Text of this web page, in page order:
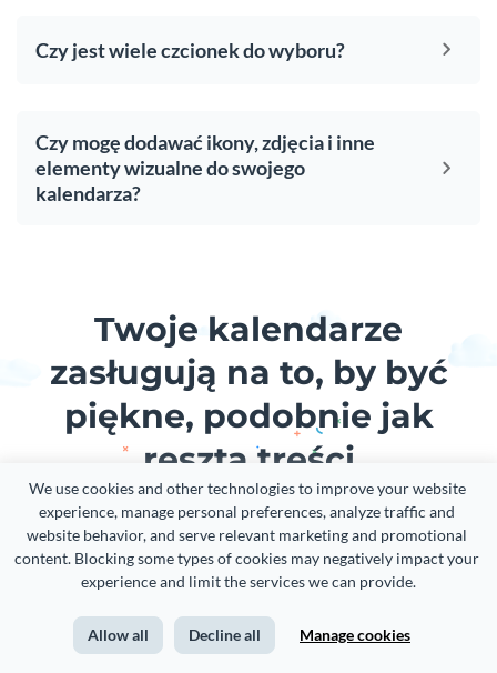
We use cookies and other technologies to improve your website
experience, manage personal preferences, analyze traffic and
website behavior, and serve relevant marketing and promotional
content. Blocking some types of cookies may negatively impact your
experience and limit the services we can provide.
Allow all Decline all Manage cookies
Czy jest wiele czcionek do wyboru?
Czy mogę dodawać ikony, zdjęcia i inne
elementy wizualne do swojego
kalendarza?
Twoje kalendarze
zasługują na to, by być
piękne, podobnie jak
reszta treści
Twórz wizualne doświadczenia marki, niezależnie od tego, czy
jesteś doświadczonym projektantem, czy całkowitym
nowicjuszem.
Zapisać się. Jest wolne!